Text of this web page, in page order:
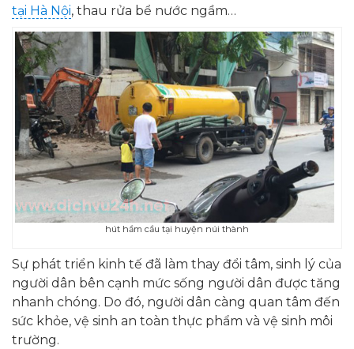
tại Hà Nội, thau rửa bể nước ngầm…
hút hầm cầu tại huyện núi thành
Sự phát triển kinh tế đã làm thay đổi tâm, sinh lý của
người dân bên cạnh mức sống người dân được tăng
nhanh chóng. Do đó, người dân càng quan tâm đến
sức khỏe, vệ sinh an toàn thực phẩm và vệ sinh môi
trường.